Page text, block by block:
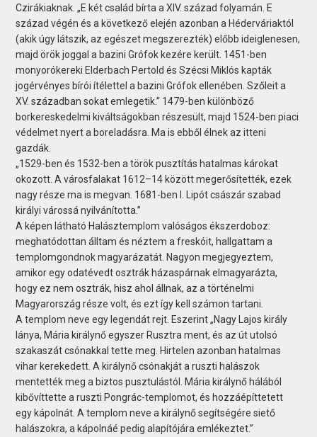
Czirákiaknak. „E két család bírta a XIV. század folyamán. E
század végén és a következő elején azonban a Héderváriaktól
(akik úgy látszik, az egészet megszerezték) előbb ideiglenesen,
majd örök joggal a bazini Grófok kezére került. 1451-ben
monyorókereki Elderbach Pertold és Szécsi Miklós kapták
jogérvényes bírói ítélettel a bazini Grófok ellenében. Szőleit a
XV. században sokat emlegetik.” 1479-ben különböző
borkereskedelmi kiváltságokban részesült, majd 1524-ben piaci
védelmet nyert a boreladásra. Ma is ebből élnek az itteni
gazdák.
„1529-ben és 1532-ben a török pusztítás hatalmas károkat
okozott. A városfalakat 1612–14 között megerősítették, ezek
nagy része ma is megvan. 1681-ben I. Lipót császár szabad
királyi várossá nyilvánította.”
A képen látható Halásztemplom valóságos ékszerdoboz:
meghatódottan álltam és néztem a freskóit, hallgattam a
templomgondnok magyarázatát. Nagyon megjegyeztem,
amikor egy odatévedt osztrák házaspárnak elmagyarázta,
hogy ez nem osztrák, hisz ahol állnak, az a történelmi
Magyarország része volt, és ezt így kell számon tartani.
A templom neve egy legendát rejt. Eszerint „Nagy Lajos király
lánya, Mária királynő egyszer Rusztra ment, és az út utolsó
szakaszát csónakkal tette meg. Hirtelen azonban hatalmas
vihar kerekedett. A királynő csónakját a ruszti halászok
mentették meg a biztos pusztulástól. Mária királynő hálából
kibővíttette a ruszti Pongrác-templomot, és hozzáépíttetett
egy kápolnát. A templom neve a királynő segítségére siető
halászokra, a kápolnáé pedig alapítójára emlékeztet.”